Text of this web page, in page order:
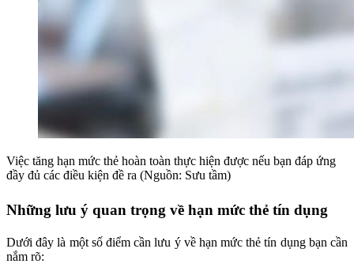
Việc tăng hạn mức thẻ hoàn toàn thực hiện được nếu bạn đáp ứng
đầy đủ các điều kiện đề ra (Nguồn: Sưu tầm)
Những lưu ý quan trọng về hạn mức thẻ tín dụng
Dưới đây là một số điểm cần lưu ý về hạn mức thẻ tín dụng bạn cần
nắm rõ: